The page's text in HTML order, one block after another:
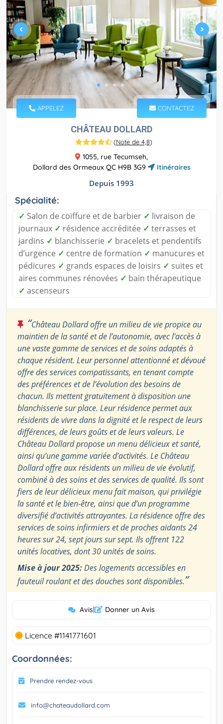
APPELEZ CONTACTEZ
CHÂTEAU DOLLARD
(Note de 4,8)
1055, rue Tecumseh,
Dollard des Ormeaux QC H9B 3G9
Itinéraires
Depuis 1993
Spécialité:
✓ Salon de coiffure et de barbier ✓ livraison de
journaux ✓ résidence accréditée ✓ terrasses et
jardins ✓ blanchisserie ✓ bracelets et pendentifs
d’urgence ✓ centre de formation ✓ manucures et
pédicures ✓ grands espaces de loisirs ✓ suites et
aires communes rénovées ✓ bain thérapeutique
✓ ascenseurs
“Château Dollard offre un milieu de vie propice au
maintien de la santé et de l’autonomie, avec l’accès à
une vaste gamme de services et de soins adaptés à
chaque résident. Leur personnel attentionné et dévoué
offre des services compatissants, en tenant compte
des préférences et de l’évolution des besoins de
chacun. Ils mettent gratuitement à disposition une
blanchisserie sur place. Leur résidence permet aux
résidents de vivre dans la dignité et le respect de leurs
différences, de leurs goûts et de leurs valeurs. Le
Château Dollard propose un menu délicieux et santé,
ainsi qu’une gamme variée d’activités. Le Château
Dollard offre aux résidents un milieu de vie évolutif,
combiné à des soins et des services de qualité. Ils sont
fiers de leur délicieux menu fait maison, qui privilégie
la santé et le bien-être, ainsi que d’un programme
diversifié d’activités attrayantes. La résidence offre des
services de soins infirmiers et de proches aidants 24
heures sur 24, sept jours sur sept. Ils offrent 122
unités locatives, dont 30 unités de soins.
Mise à jour 2025:Des logements accessibles en
fauteuil roulant et des douches sont disponibles.”
Avis| Donner un Avis
Licence #1141771601
Coordonnées:
Prendre rendez-vous
info@chateaudollard.com